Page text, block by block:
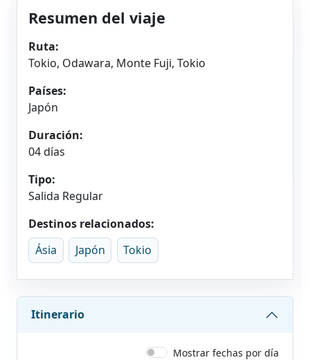
Resumen del viaje
Ruta:
Tokio, Odawara, Monte Fuji, Tokio
Países:
Japón
Duración:
04 días
Tipo:
Salida Regular
Destinos relacionados:
Ásia
Japón Tokio
Itinerario
Mostrar fechas por día